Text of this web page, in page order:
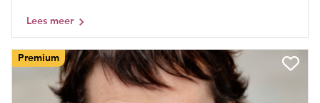
Lees meer
Premium